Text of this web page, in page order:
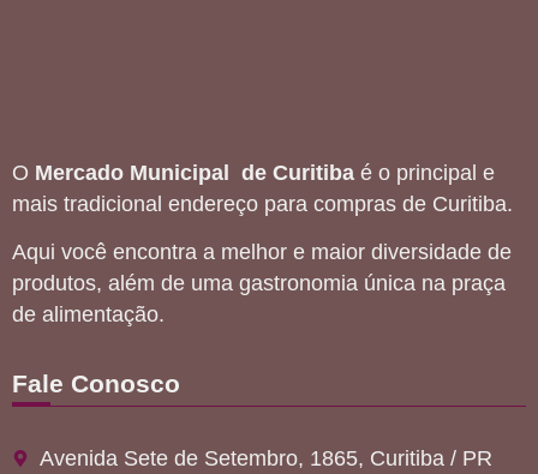
O Mercado Municipal de Curitiba é o principal e
mais tradicional endereço para compras de Curitiba.
Aqui você encontra a melhor e maior diversidade de
produtos, além de uma gastronomia única na praça
de alimentação.
Fale Conosco
Avenida Sete de Setembro, 1865, Curitiba / PR